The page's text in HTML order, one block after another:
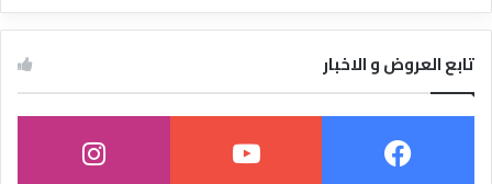
تابع العروض و الاخبار